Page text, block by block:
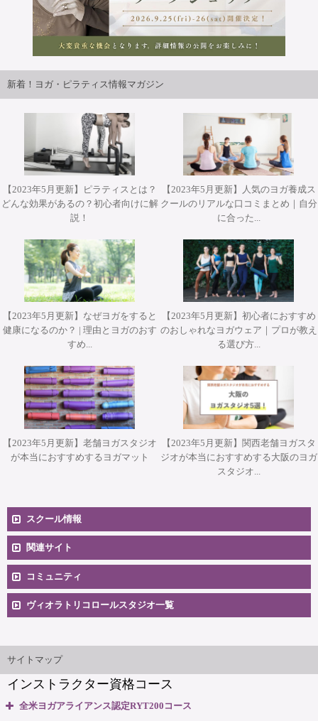
ジャパンツアーin大阪 開催決定！！
2026年9月25日・26日開講 パット・ガイトンピラティス
WSジャパンツアーin大阪 ”Pat Guyton Pilates Special
Summer Lab【対面】
2026年9月25日・26日開講 パット・ガイトンピラティス
WSジャパンツアーin大阪 ”Pat Guyton Pilates Special
Summer Lab マットクラス【対面・オンライン(ア－カイブ
視聴あり）】
2026年10月12日(月・祝)開催 Misa先生によるワークショッ
プ『エクササイズを分解して理解する オ－プンレッグロッ
カ－＆ティ－ザ－』【対面】
2026年10月31日(土)開催 YT２００短期集中養成コース・
ヨガアドバンス養成コース担当講師 武井典子先生による
ワークショップ『シヴァナンダヨガ 3時間プラクティス』
2026年11月28日(土)&29(日)開催 柳本和也先生 Special
Workshop 2Days【対面】
新着！ヨガ・ピラティス情報マガジン
【2023年5月更新】ピラティスとは？
どんな効果があるの？初心者向けに解
説！
【2023年5月更新】人気のヨガ養成ス
クールのリアルな口コミまとめ｜自分
に合った...
【2023年5月更新】なぜヨガをすると
健康になるのか？ | 理由とヨガのおす
すめ...
【2023年5月更新】初心者におすすめ
のおしゃれなヨガウェア｜プロが教え
る選び方...
【2023年5月更新】老舗ヨガスタジオ
が本当におすすめするヨガマット
【2023年5月更新】関西老舗ヨガスタ
ジオが本当におすすめする大阪のヨガ
スタジオ...
スクール情報
安心のサポート体制
無料体験説明会
関連サイト
コミュニティ
卒業生向け掲示板
インストラクター'sマップ
ヴィオラトリコロールスタジオ一覧
サイトマップ
インストラクター資格コース
全米ヨガアライアンス認定RYT200コース